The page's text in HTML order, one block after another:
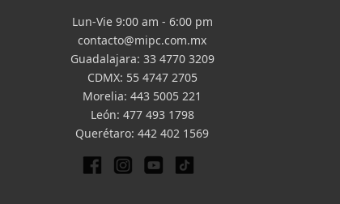
Lun-Vie 9:00 am - 6:00 pm
contacto@mipc.com.mx
Guadalajara: 33 4770 3209
CDMX: 55 4747 2705
Morelia: 443 5005 221
León: 477 493 1798
Querétaro: 442 402 1569